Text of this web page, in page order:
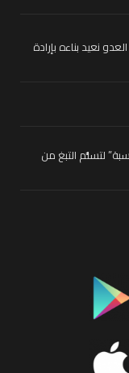
نعيد بناءه بإرادة
لتسلُّم التبغ من